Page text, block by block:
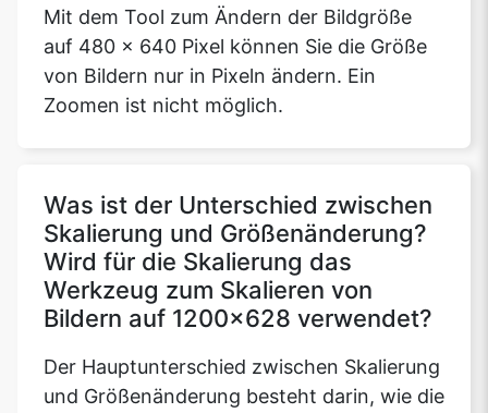
Mit dem Tool zum Ändern der Bildgröße
auf 480 x 640 Pixel können Sie die Größe
von Bildern nur in Pixeln ändern. Ein
Zoomen ist nicht möglich.
Was ist der Unterschied zwischen
Skalierung und Größenänderung?
Wird für die Skalierung das
Werkzeug zum Skalieren von
Bildern auf 1200x628 verwendet?
Der Hauptunterschied zwischen Skalierung
und Größenänderung besteht darin, wie die